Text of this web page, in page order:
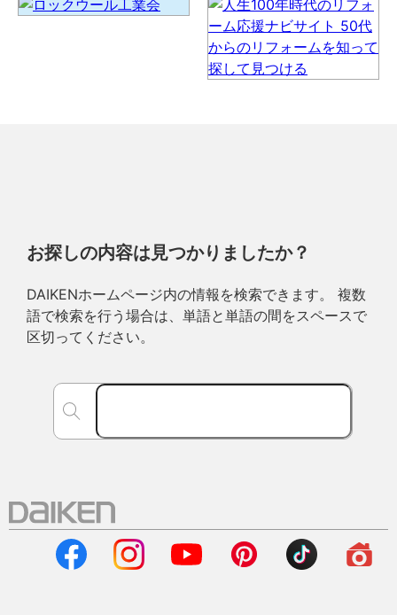
お探しの内容は見つかりましたか？
DAIKENホームページ内の情報を検索できます。 複数
語で検索を行う場合は、単語と単語の間をスペースで
区切ってください。